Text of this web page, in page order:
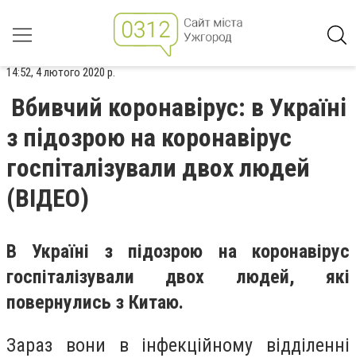
14:52, 4 лютого 2020 р.
Вбивчий коронавірус: в Україні
з підозрою на коронавірус
госпіталізували двох людей
(ВІДЕО)
В Україні з підозрою на коронавірус
госпіталізували двох людей, які
повернулись з Китаю.
Зараз вони в інфекційному відділенні